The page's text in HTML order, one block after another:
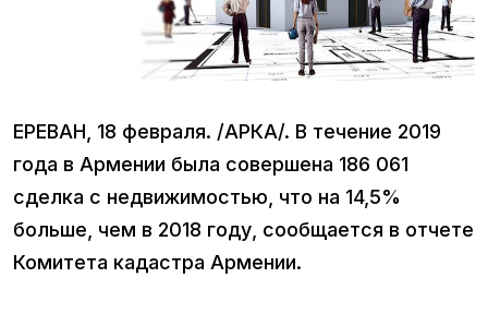
ЕРЕВАН, 18 февраля. /АРКА/. В течение 2019
года в Армении была совершена 186 061
сделка с недвижимостью, что на 14,5%
больше, чем в 2018 году, сообщается в отчете
Комитета кадастра Армении.